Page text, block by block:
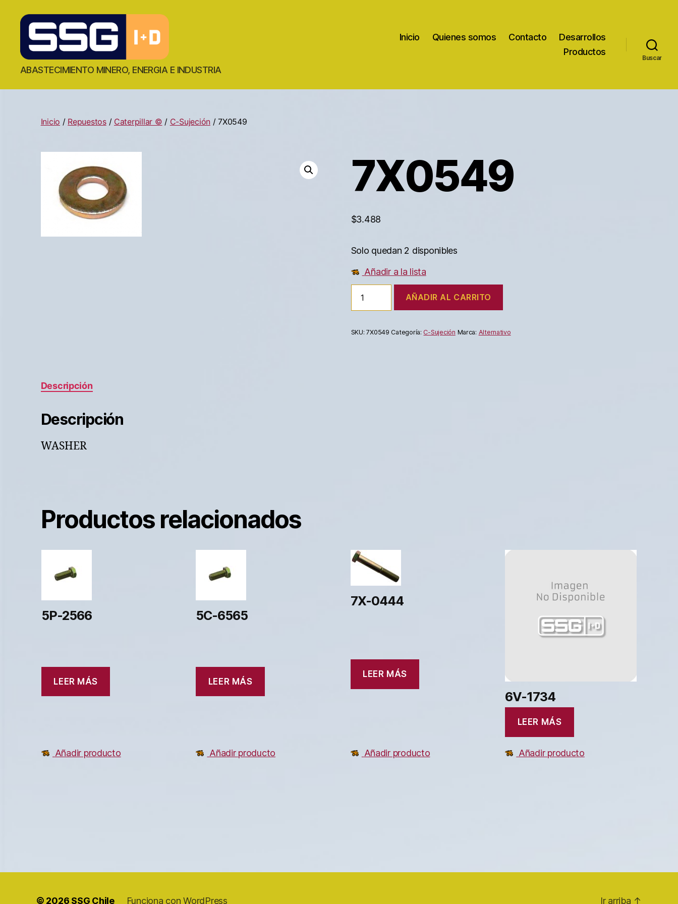
ABASTECIMIENTO MINERO, ENERGIA E INDUSTRIA
Inicio Quienes somos Contacto
Desarrollos
Productos
Buscar
Inicio / Repuestos/ Caterpillar © / C-Sujeción / 7X0549
7X0549
$3.488
Solo quedan 2 disponibles
Añadir a la lista
AÑADIR AL CARRITO
SKU:7X0549 Categoría: C-Sujeción Marca: Alternativo
Descripción
Descripción
WASHER
Productos relacionados
5P-2566
LEER MÁS
Añadir producto
5C-6565
LEER MÁS
Añadir producto
7X-0444
LEER MÁS
Añadir producto
6V-1734
LEER MÁS
Añadir producto
© 2026 SSG Chile Funciona con WordPress Ir arriba ↑